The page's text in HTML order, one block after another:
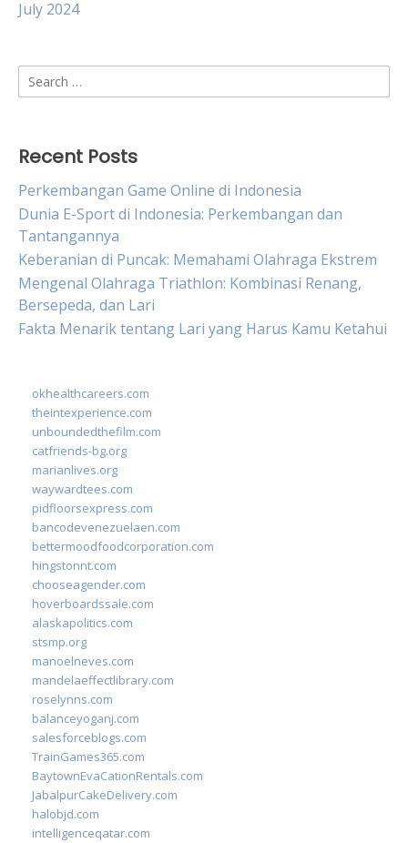
July 2024
Search
for:
Recent Posts
Perkembangan Game Online di Indonesia
Dunia E-Sport di Indonesia: Perkembangan dan
Tantangannya
Keberanian di Puncak: Memahami Olahraga Ekstrem
Mengenal Olahraga Triathlon: Kombinasi Renang,
Bersepeda, dan Lari
Fakta Menarik tentang Lari yang Harus Kamu Ketahui
okhealthcareers.com
theintexperience.com
unboundedthefilm.com
catfriends-bg.org
marianlives.org
waywardtees.com
pidfloorsexpress.com
bancodevenezuelaen.com
bettermoodfoodcorporation.com
hingstonnt.com
chooseagender.com
hoverboardssale.com
alaskapolitics.com
stsmp.org
manoelneves.com
mandelaeffectlibrary.com
roselynns.com
balanceyoganj.com
salesforceblogs.com
TrainGames365.com
BaytownEvaCationRentals.com
JabalpurCakeDelivery.com
halobjd.com
intelligenceqatar.com